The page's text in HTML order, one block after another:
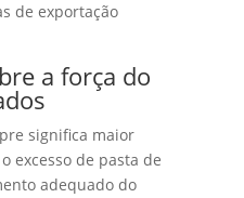
de exportação
a força do
significa maior
excesso de pasta de
adequado do